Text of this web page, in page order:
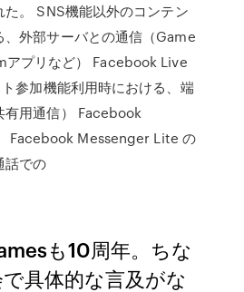
た。 SNS機能以外のコンテン
、外部サーバとの通信（Game
プリなど） Facebook Live
参加機能利用時における、端
有用通信） Facebook
Facebook Messenger Lite の
話での
も10周年。ちな
具体的な言及がな